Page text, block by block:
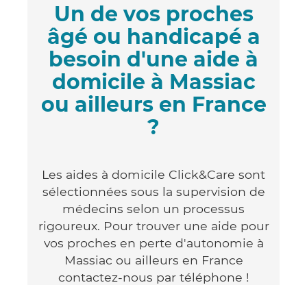
Un de vos proches
âgé ou handicapé a
besoin d'une aide à
domicile à Massiac
ou ailleurs en France
?
Les aides à domicile Click&Care sont
sélectionnées sous la supervision de
médecins selon un processus
rigoureux. Pour trouver une aide pour
vos proches en perte d'autonomie à
Massiac ou ailleurs en France
contactez-nous par téléphone !